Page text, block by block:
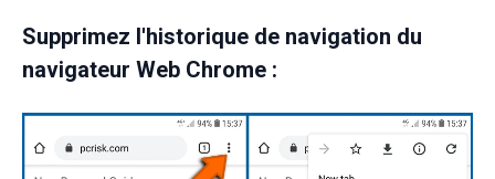
Supprimez l'historique de navigation du
navigateur Web Chrome :